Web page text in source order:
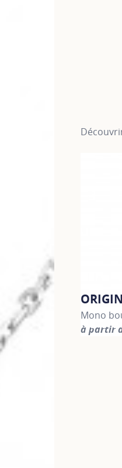
Mono
à partir